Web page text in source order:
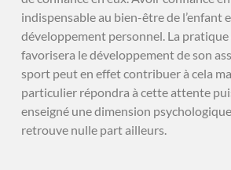
indispensable au bien-être de l’enfant
développement personnel. La
favorisera le développement de son
sport peut en effet contribuer à cela
particulier répondra à cette attente
enseigné une dimension psychologique
retrouve nulle part ailleurs.